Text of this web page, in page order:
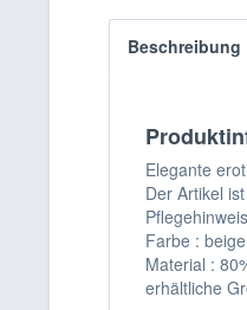
Beschreibung
Elegante
Der Artikel
Farbe : beige
Material :
erhältliche